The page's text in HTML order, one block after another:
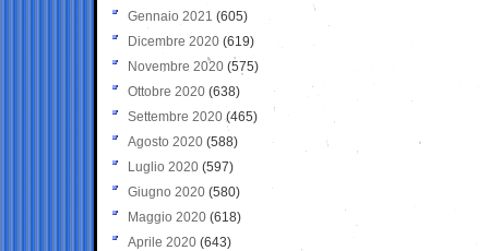
Gennaio 2021 (605)
Dicembre 2020 (619)
Novembre 2020 (575)
Ottobre 2020 (638)
Settembre 2020(465)
Agosto 2020 (588)
Luglio 2020 (597)
Giugno 2020 (580)
Maggio 2020 (618)
Aprile 2020 (643)